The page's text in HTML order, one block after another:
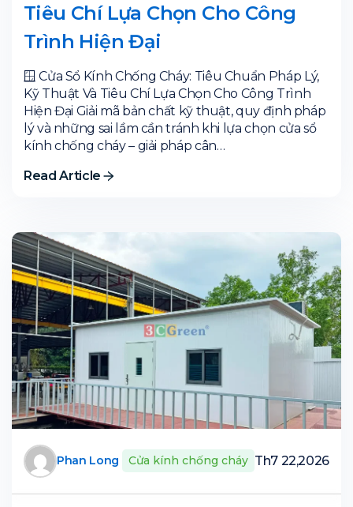
Tiêu Chí Lựa Chọn Cho Công
Trình Hiện Đại
🪟 Cửa Sổ Kính Chống Cháy: Tiêu Chuẩn Pháp Lý,
Kỹ Thuật Và Tiêu Chí Lựa Chọn Cho Công Trình
Hiện Đại Giải mã bản chất kỹ thuật, quy định pháp
lý và những sai lầm cần tránh khi lựa chọn cửa sổ
kính chống cháy – giải pháp cân…
Read Article
Phan Long Cửa kính chống cháy Th7 22,2026